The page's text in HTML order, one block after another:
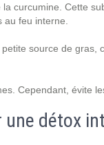
curcumine. Cette
feu interne.
source de gras,
Cependant, évite
détox